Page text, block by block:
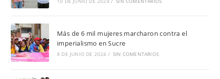
Más de 6 mil mujeres marcharon contra el
imperialismo en Sucre
8 DE JUNIO DE 2024 / SIN COMENTARIOS